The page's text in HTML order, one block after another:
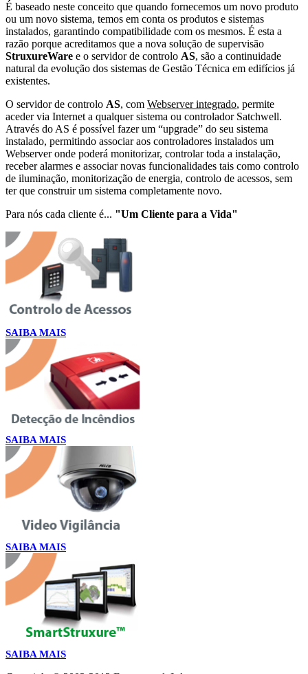
É baseado neste conceito que quando fornecemos um novo produto
ou um novo sistema, temos em conta os produtos e sistemas
instalados, garantindo compatibilidade com os mesmos. É esta a
razão porque acreditamos que a nova solução de supervisão
StruxureWare e o servidor de controlo AS, são a continuidade
natural da evolução dos sistemas de Gestão Técnica em edifícios já
existentes.
O servidor de controlo AS, com Webserver integrado, permite
aceder via Internet a qualquer sistema ou controlador Satchwell.
Através do AS é possível fazer um “upgrade” do seu sistema
instalado, permitindo associar aos controladores instalados um
Webserver onde poderá monitorizar, controlar toda a instalação,
receber alarmes e associar novas funcionalidades tais como controlo
de iluminação, monitorização de energia, controlo de acessos, sem
ter que construir um sistema completamente novo.
Para nós cada cliente é... "Um Cliente para a Vida"
SAIBA MAIS
SAIBA MAIS
SAIBA MAIS
SAIBA MAIS